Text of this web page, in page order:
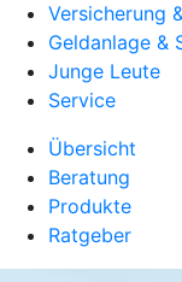
Versicherung
Geldanlage &
Junge Leute
Service
Übersicht
Beratung
Produkte
Ratgeber